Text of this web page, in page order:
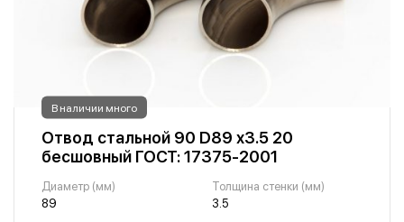
В наличии много
Отвод стальной 90 D89 х3.5 20
бесшовный ГОСТ: 17375-2001
Диаметр (мм)
89
Толщина стенки (мм)
3.5